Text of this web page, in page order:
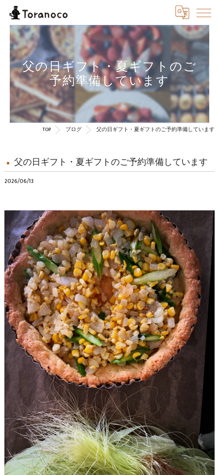
父の日ギフト・夏ギフトのご
予約準備しています
TOP ブログ 父の日ギフト・夏ギフトのご予約準備しています
父の日ギフト・夏ギフトのご予約準備しています
2026/06/13